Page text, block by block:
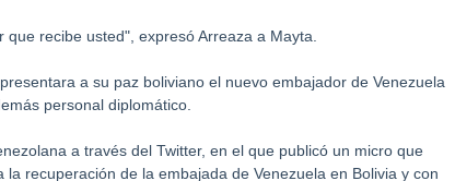
recibe usted", expresó Arreaza a Mayta.
a su paz boliviano el nuevo embajador de Venezuela
personal diplomático.
a través del Twitter, en el que publicó un micro que
recuperación de la embajada de Venezuela en Bolivia y con